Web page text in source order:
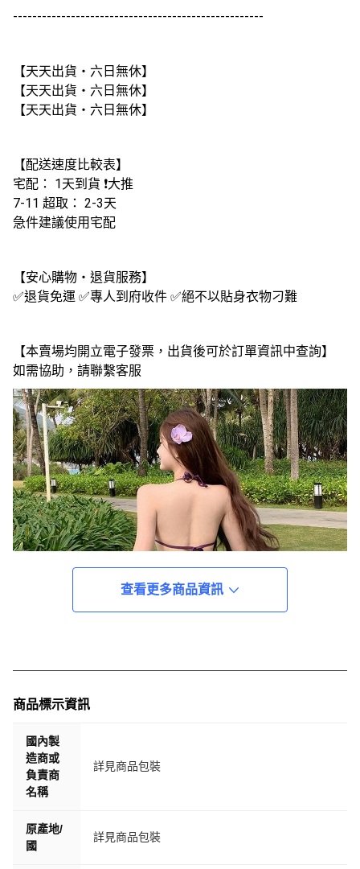
----------------------------------------------------
【天天出貨・六日無休】
【天天出貨・六日無休】
【天天出貨・六日無休】
【配送速度比較表】
宅配： 1天到貨 ❗大推
7-11 超取： 2-3天
急件建議使用宅配
【安心購物・退貨服務】
✅退貨免運 ✅專人到府收件 ✅絕不以貼身衣物刁難
【本賣場均開立電子發票，出貨後可於訂單資訊中查詢】
如需協助，請聯繫客服
查看更多商品資訊
商品標示資訊
國內製
造商或
負責商
名稱
詳見商品包裝
原產地/
國
詳見商品包裝